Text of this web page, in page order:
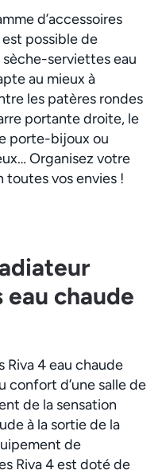
d’accessoires
possible de
serviettes eau
au mieux à
les patères rondes
portante droite, le
porte-bijoux ou
Organisez votre
toutes vos envies !
chaude
4 eau chaude
confort d’une salle de
de la sensation
à la sortie de la
de
Riva 4 est doté de